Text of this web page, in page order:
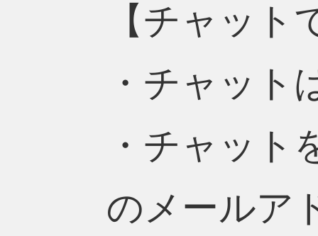
【チャッ
・チャット
・チャット
のメールア